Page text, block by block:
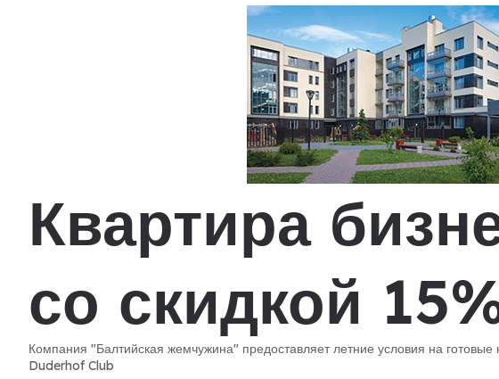
Квартира
со скидкой
Компания "Балтийская жемчужина" предоставляет летние условия на
Duderhof Club